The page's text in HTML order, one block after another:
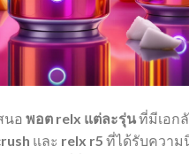
นอ พอต relx แต่ละรุ่นที่มีเอก
และ relx r5 ที่ได้รับความ